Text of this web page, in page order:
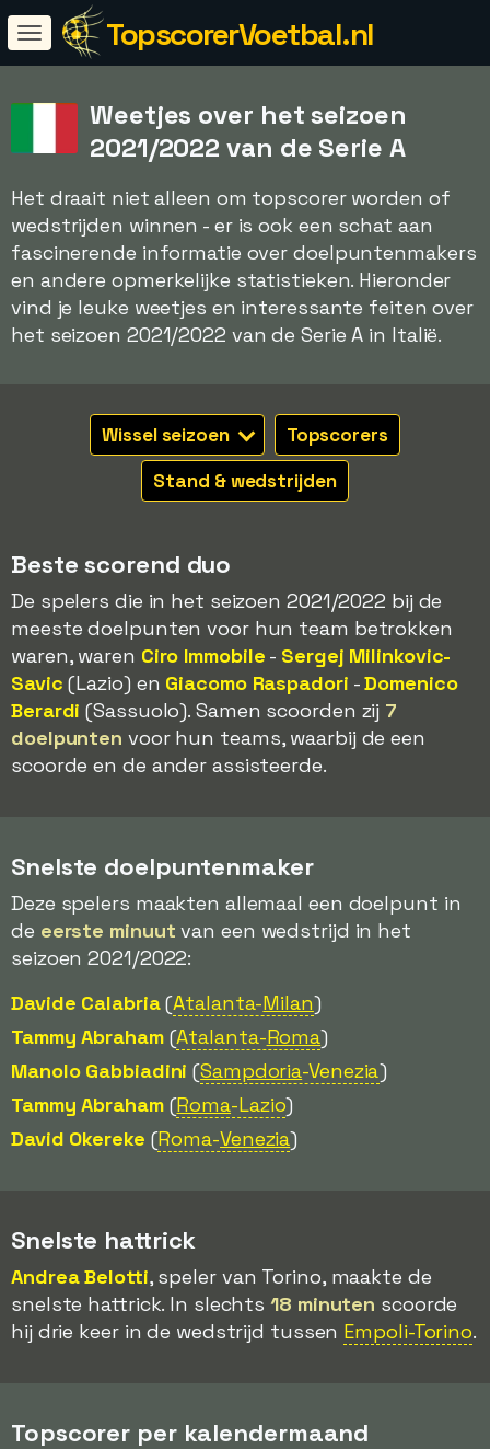
TopscorerVoetbal.nl
Weetjes over het seizoen
2021/2022 van de Serie A
Het draait niet alleen om topscorer worden of
wedstrijden winnen - er is ook een schat aan
fascinerende informatie over doelpuntenmakers
en andere opmerkelijke statistieken. Hieronder
vind je leuke weetjes en interessante feiten over
het seizoen 2021/2022 van de Serie A in Italië.
Wissel seizoen
Topscorers
Stand & wedstrijden
Beste scorend duo
De spelers die in het seizoen 2021/2022 bij de
meeste doelpunten voor hun team betrokken
waren, waren Ciro Immobile - Sergej Milinkovic-
Savic (Lazio) en Giacomo Raspadori -Domenico
Berardi (Sassuolo). Samen scoorden zij 7
doelpunten voor hun teams, waarbij de een
scoorde en de ander assisteerde.
Snelste doelpuntenmaker
Deze spelers maakten allemaal een doelpunt in
de eerste minuut van een wedstrijd in het
seizoen 2021/2022:
Davide Calabria(Atalanta-Milan)
Tammy Abraham(Atalanta-Roma)
Manolo Gabbiadini (Sampdoria-Venezia)
Tammy Abraham(Roma-Lazio)
David Okereke (Roma-Venezia)
Snelste hattrick
Andrea Belotti, speler van Torino, maakte de
snelste hattrick. In slechts18 minuten scoorde
hij drie keer in de wedstrijd tussen Empoli-Torino.
Topscorer per kalendermaand